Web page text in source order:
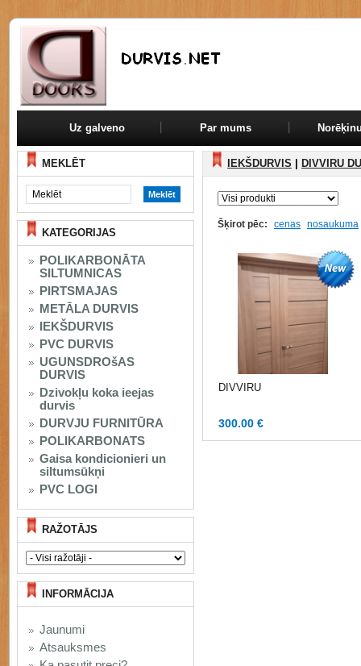
Uz galveno Par mums
MEKLĒT
KATEGORIJAS
POLIKARBONĀTA
SILTUMNICAS
PIRTSMAJAS
METĀLA DURVIS
IEKŠDURVIS
PVC DURVIS
UGUNSDROšAS
DURVIS
Dzivokļu koka ieejas
durvis
DURVJU FURNITŪRA
POLIKARBONATS
Gaisa kondicionieri un
siltumsūkņi
PVC LOGI
RAŽOTĀJS
INFORMĀCIJA
Jaunumi
Atsauksmes
IEKŠDURVIS DIVVIRU
Šķirot pēc: cenas nosaukuma
DIVVIRU
300.00 €